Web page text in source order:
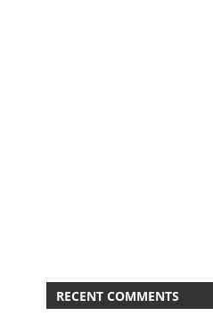
RECENT COMMENTS